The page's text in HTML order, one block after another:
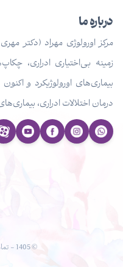
درباره ما
زمینه بی‌اختیاری ادراری،
بیماری‌های اورولوژیکرد و
درمان اختلالات ادراری،
© 1405 - تمامی حقوق برای مرکز اورولوژی مهراد محفوظ است.